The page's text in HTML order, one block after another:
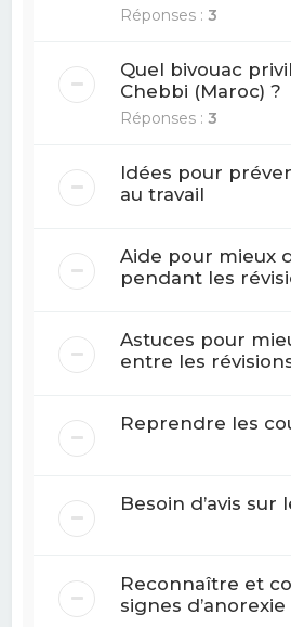
Réponses :3
Quel bivouac
Chebbi (Maroc) ?
Réponses :3
Idées pour
au travail
Aide pour mieux
pendant les
Astuces pour
entre les
Reprendre les
Besoin d’avis sur
Reconnaître et
signes d’anorexie